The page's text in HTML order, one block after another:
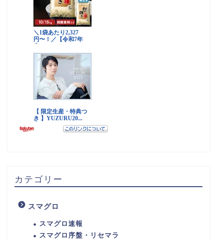
カテゴリー
スマグロ
スマグロ速報
スマグロ序盤・リセマラ